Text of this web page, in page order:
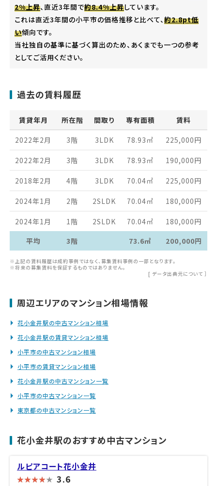
2%上昇、直近3年間で約8.4%上昇しています。
これは直近3年間の小平市の価格推移と比べて、約2.8pt低
い傾向です。
当社独自の基準に基づく算出のため、あくまでも一つの参考
としてご活用ください。
過去の賃料履歴
賃貸年月 所在階 間取り 専有面積 賃料
2022年2月 3階 3LDK 78.93 ㎡ 225,000円
2022年2月 3階 3LDK 78.93 ㎡ 190,000円
2018年2月 4階 3LDK 70.04㎡ 225,000円
2024年1月 2階 2SLDK 70.04㎡ 180,000円
2024年1月 1階 2SLDK 70.04㎡ 180,000円
平均
3階 73.6㎡ 200,000円
※上記の賃料履歴は成約事例ではなく、募集賃料事例の一部となります。
※将来の募集賃料を保証するものではありません。
[ データ出典元について ］
周辺エリアのマンション相場情報
花小金井駅の中古マンション相場
花小金井駅の賃貸マンション相場
小平市の中古マンション相場
小平市の賃貸マンション相場
花小金井駅の中古マンション一覧
小平市の中古マンション一覧
東京都の中古マンション一覧
花小金井駅のおすすめ中古マンション
ルピアコート花小金井
3.6